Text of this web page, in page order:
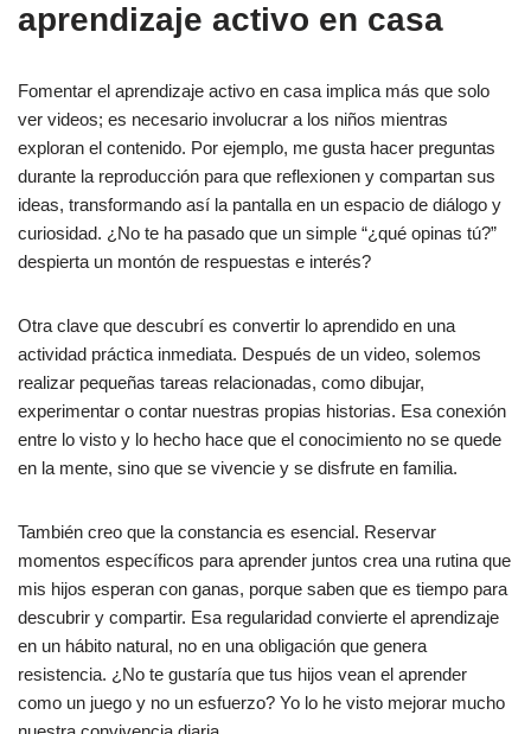
aprendizaje activo en casa
Fomentar el aprendizaje activo en casa implica más que solo
ver videos; es necesario involucrar a los niños mientras
exploran el contenido. Por ejemplo, me gusta hacer preguntas
durante la reproducción para que reflexionen y compartan sus
ideas, transformando así la pantalla en un espacio de diálogo y
curiosidad. ¿No te ha pasado que un simple “¿qué opinas tú?”
despierta un montón de respuestas e interés?
Otra clave que descubrí es convertir lo aprendido en una
actividad práctica inmediata. Después de un video, solemos
realizar pequeñas tareas relacionadas, como dibujar,
experimentar o contar nuestras propias historias. Esa conexión
entre lo visto y lo hecho hace que el conocimiento no se quede
en la mente, sino que se vivencie y se disfrute en familia.
También creo que la constancia es esencial. Reservar
momentos específicos para aprender juntos crea una rutina que
mis hijos esperan con ganas, porque saben que es tiempo para
descubrir y compartir. Esa regularidad convierte el aprendizaje
en un hábito natural, no en una obligación que genera
resistencia. ¿No te gustaría que tus hijos vean el aprender
como un juego y no un esfuerzo? Yo lo he visto mejorar mucho